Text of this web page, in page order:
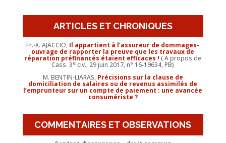
ARTICLES ET CHRONIQUES
Fr.-X. AJACCIO, Il appartient à l’assureur de dommages-
ouvrage de rapporter la preuve que les travaux de
réparation préfinancés étaient efficaces !( A propos de
Cass. 3e civ., 29 juin 2017, n° 16-19634, PB)
M. BENTIN-LIARAS, Précisions sur la clause de
domiciliation de salaires ou de revenus assimilés de
l’emprunteur sur un compte de paiement : une avancée
consumériste ?
COMMENTAIRES ET OBSERVATIONS